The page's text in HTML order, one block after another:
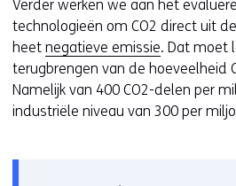
Verder werken we aan het
technologieën om CO2 direct uit
heet negatieve emissie. Dat moet
terugbrengen van de hoeveelheid
Namelijk van 400 CO2-delen per
industriële niveau van 300 per